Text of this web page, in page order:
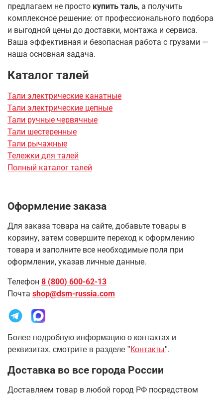
предлагаем не просто купить таль, а получить
комплексное решение: от профессионального подбора
и выгодной цены до доставки, монтажа и сервиса.
Ваша эффективная и безопасная работа с грузами —
наша основная задача.
Каталог талей
Тали электрические канатные
Тали электрические цепные
Тали ручные червячные
Тали шестеренные
Тали рычажные
Тележки для талей
Полный каталог талей
Оформление заказа
Для заказа товара на сайте, добавьте товары в
корзину, затем совершите переход к оформлению
товара и заполните все необходимые поля при
оформлении, указав личные данные.
Телефон 8 (800) 600-62-13
Почта shop@dsm-russia.com
Более подробную информацию о контактах и
реквизитах, смотрите в разделе "Контакты".
Доставка во все города России
Доставляем товар в любой город РФ посредством